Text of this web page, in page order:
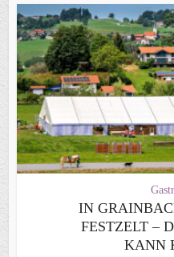
IN
FESTZELT –
KANN